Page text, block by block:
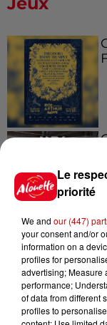
Le
priorité
We and our (447)
your consent and/or
information on a
profiles for
advertising; Measure
performance;
of data from different
profiles to